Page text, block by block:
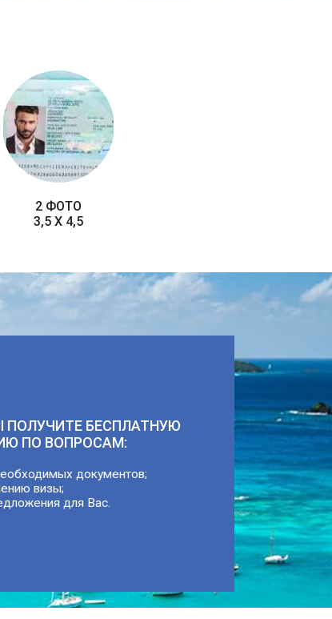
2 ФОТО
3,5 X 4,5
ПОЛУЧИТЕ БЕСПЛАТНУЮ
ПО ВОПРОСАМ:
документов;
визы;
для Вас.